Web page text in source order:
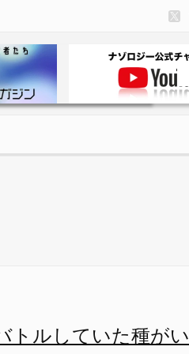
トルしていた種がい